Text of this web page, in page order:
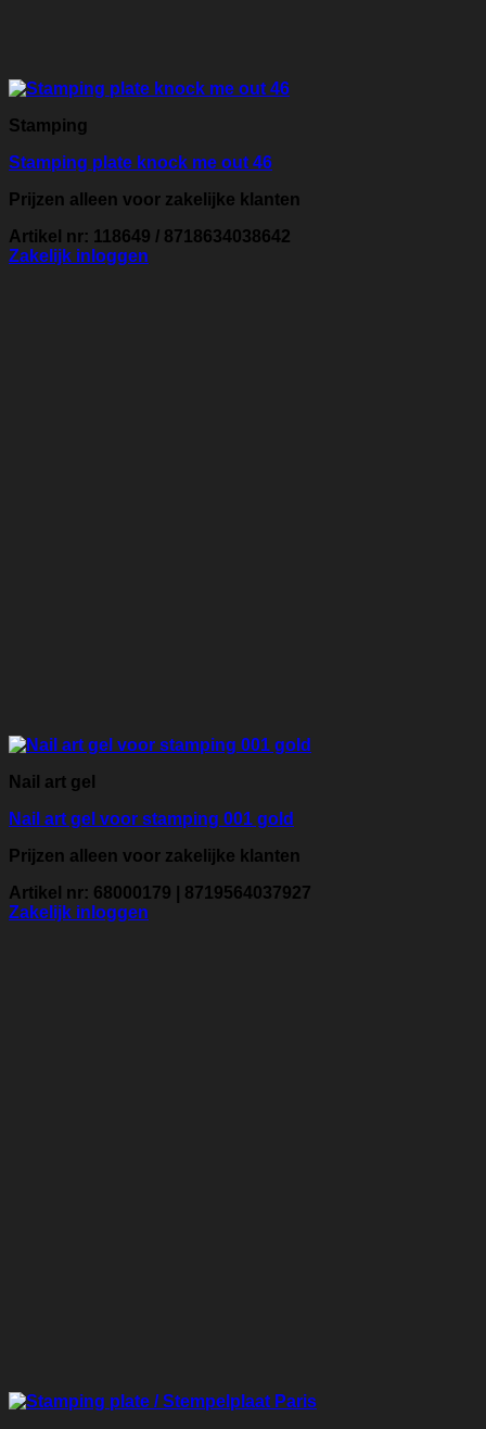
Stamping
Stamping plate knock me out 46
Prijzen alleen voor zakelijke klanten
Artikel nr: 118649 / 8718634038642
Zakelijk inloggen
Nail art gel
Nail art gel voor stamping 001 gold
Prijzen alleen voor zakelijke klanten
Artikel nr: 68000179 | 8719564037927
Zakelijk inloggen